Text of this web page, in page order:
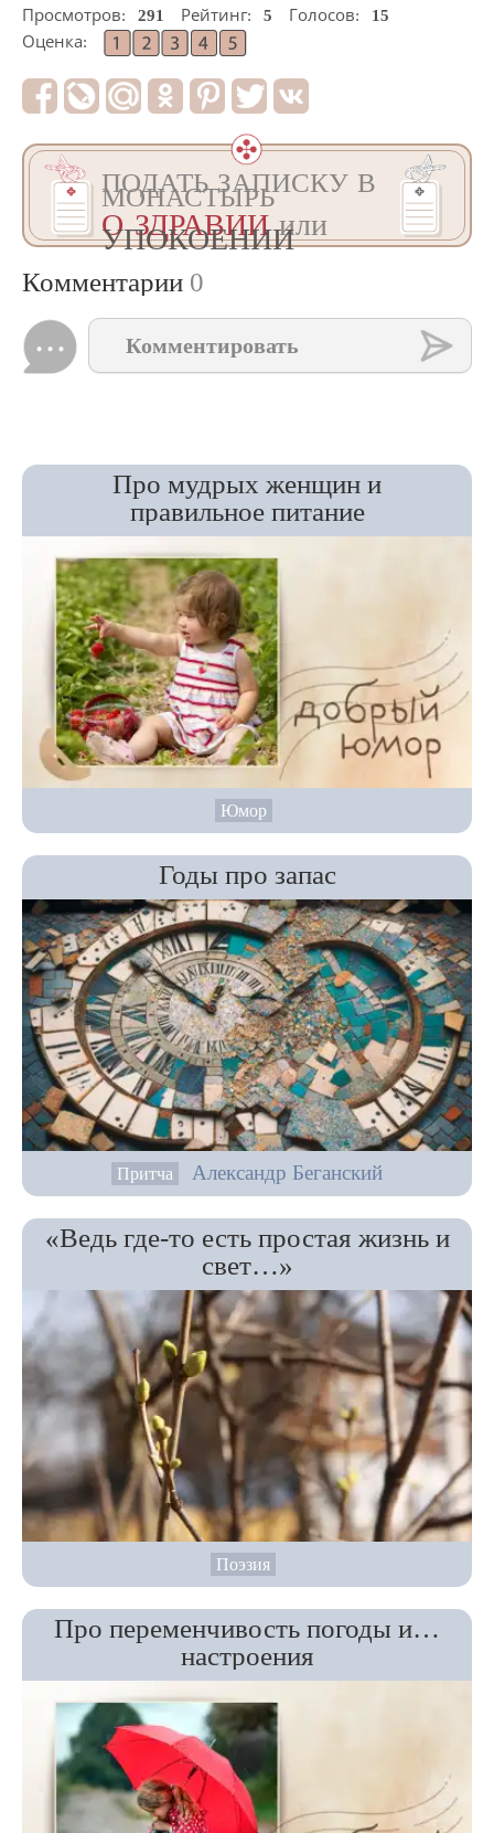
Просмотров: 291 Рейтинг: 5 Голосов:
15
Оценка:
ПОДАТЬ ЗАПИСКУ В
МОНАСТЫРЬ
О ЗДРАВИИили
УПОКОЕНИИ
Комментарии 0
Комментировать
Про мудрых женщин и
правильное питание
Юмор
Годы про запас
Притча Александр Беганский
«Ведь где-то есть простая жизнь и
свет…»
Поэзия
Про переменчивость погоды и…
настроения